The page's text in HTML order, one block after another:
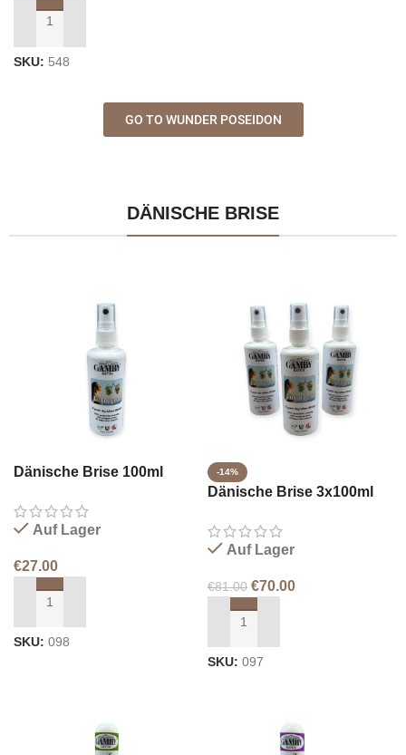
SKU: 548
GO TO WUNDER POSEIDON
DÄNISCHE BRISE
Dänische Brise 100ml
Auf Lager
€27.00
SKU: 098
-14%
Dänische Brise 3x100ml
Auf Lager
€81.00 €70.00
SKU: 097